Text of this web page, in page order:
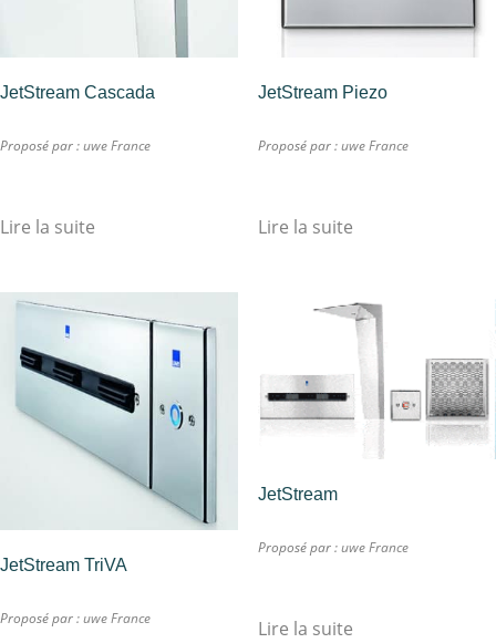
JetStream Cascada
Proposé par :uwe France
Lire la suite
JetStream Piezo
Proposé par :uwe France
Lire la suite
JetStream TriVA
Proposé par :uwe France
JetStream
Proposé par :uwe France
Lire la suite